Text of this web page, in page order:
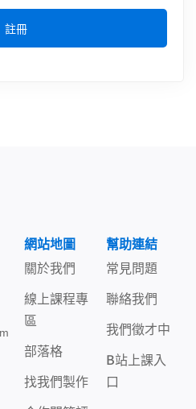
註冊
網站地圖
關於我們
線上課程專
區
部落格
找我們製作
幫助連結
常見問題
聯絡我們
我們徵才中
B站上課入
口